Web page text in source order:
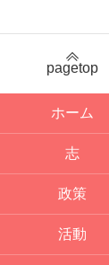
pagetop
ホーム
志
政策
活動